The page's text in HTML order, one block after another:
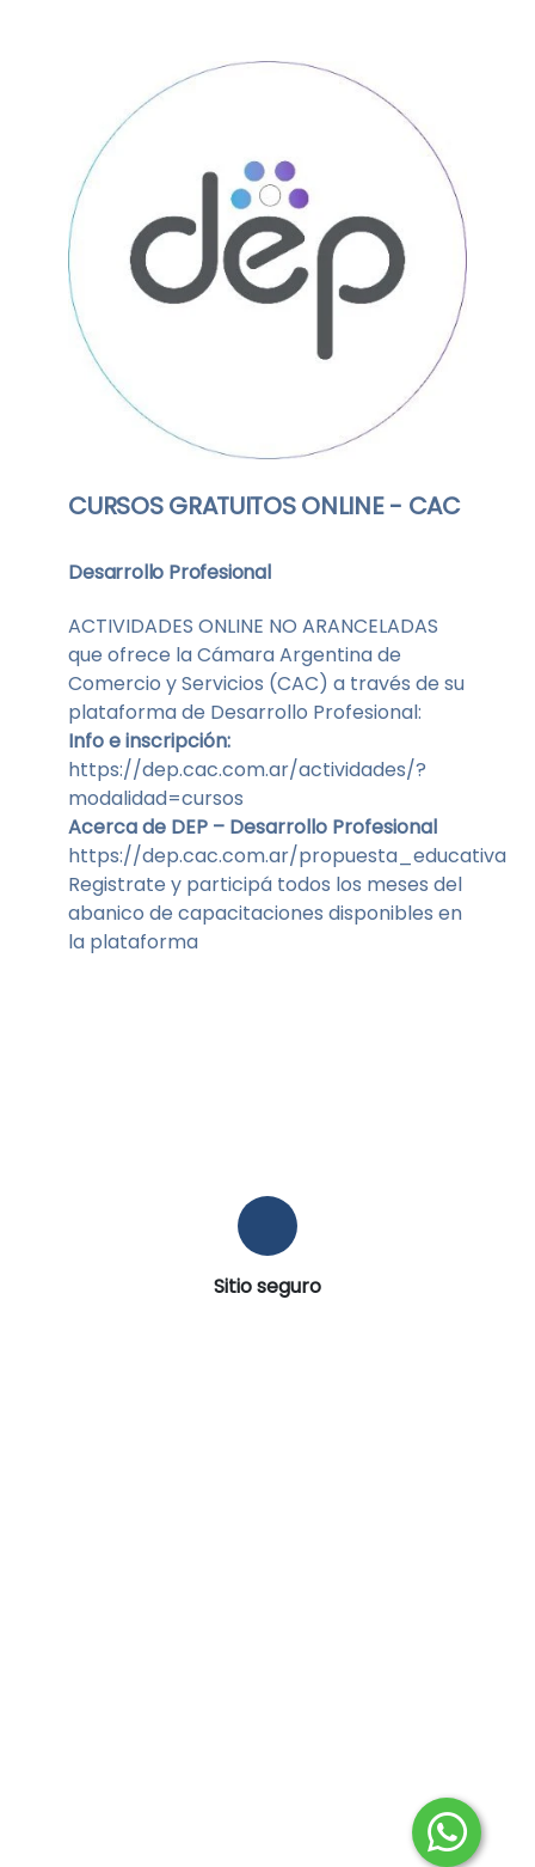
CURSOS GRATUITOS ONLINE - CAC
Desarrollo Profesional
ACTIVIDADES ONLINE NO ARANCELADAS
que ofrece la Cámara Argentina de
Comercio y Servicios (CAC) a través de su
plataforma de Desarrollo Profesional:
Info e inscripción:
https://dep.cac.com.ar/actividades/?
modalidad=cursos
Acerca de DEP – Desarrollo Profesional
https://dep.cac.com.ar/propuesta_educativa
Registrate y participá todos los meses del
abanico de capacitaciones disponibles en
la plataforma
Sitio seguro